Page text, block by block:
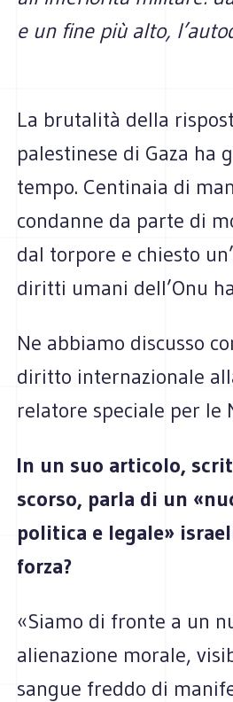
e un fine più alto,
La brutalità della
palestinese di Gaza ha
tempo. Centinaia di
condanne da parte di
dal torpore e chiesto
diritti umani dell’Onu
Ne abbiamo discusso
diritto internazionale
relatore speciale per le
In un suo articolo,
scorso, parla di un
politica e legale»
forza?
«Siamo di fronte a un
alienazione morale,
sangue freddo di